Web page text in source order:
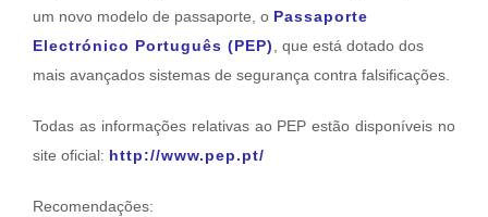
um novo modelo de passaporte, o Passaporte
Electrónico Português (PEP)
, que está dotado dos
mais avançados sistemas de segurança contra falsificações.
Todas as informações relativas ao PEP estão disponíveis no
site oficial: http://www.pep.pt/
Recomendações: